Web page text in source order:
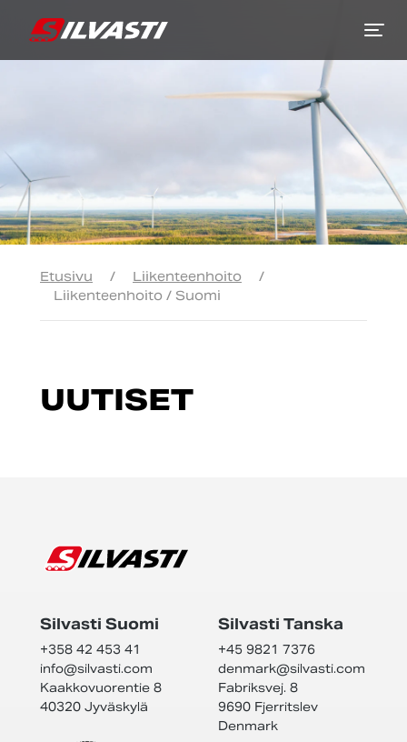
Etusivu / Liikenteenhoito
/
Liikenteenhoito / Suomi
UUTISET
Silvasti Suomi
+358 42 453 41
info@silvasti.com
Kaakkovuorentie 8
40320 Jyväskylä
Silvasti Tanska
+45 9821 7376
denmark@silvasti.com
Fabriksvej. 8
9690 Fjerritslev
Denmark